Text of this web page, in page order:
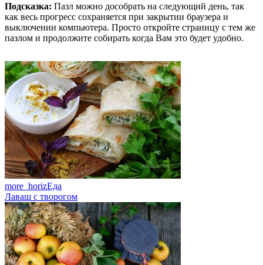
Подсказка: Пазл можно дособрать на следующий день, так
как весь прогресс сохраняется при закрытии браузера и
выключении компьютера. Просто откройте страницу с тем же
пазлом и продолжите собирать когда Вам это будет удобно.
more_horizЕда
Лаваш с творогом